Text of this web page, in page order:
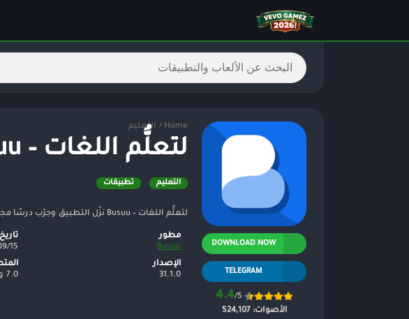
Home
/ التعليم
لتعلُّم اللغات – Busuu
التعليم تطبيقات
لتعلُّم اللغات – Busuu نزّل التطبيق وجرّب درسًا مجانيًا
DOWNLOAD NOW
TELEGRAM
4.4/5
الأصوات:524,107
مطور
Busuu
15‏/09‏/2023
الإصدار
31.1.0
7.0 والأحدث